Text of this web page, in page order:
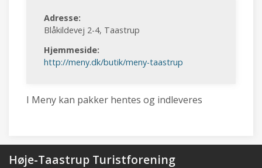
Adresse:
Blåkildevej 2-4, Taastrup
Hjemmeside:
http://meny.dk/butik/meny-taastrup
I Meny kan pakker hentes og indleveres
Høje-Taastrup Turistforening